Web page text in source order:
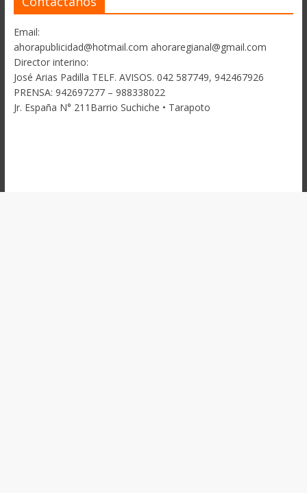
Email:
ahorapublicidad@hotmail.com ahoraregianal@gmail.com
Director interino:
José Arias Padilla TELF. AVISOS. 042 587749, 942467926
PRENSA: 942697277 – 988338022
Jr. España N° 211Barrio Suchiche • Tarapoto